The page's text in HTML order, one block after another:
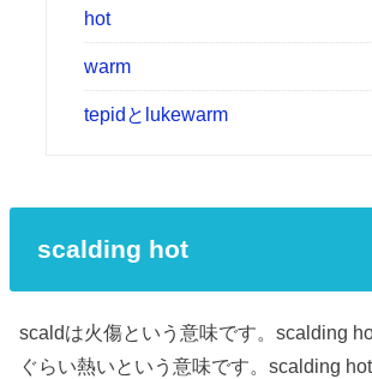
hot
warm
tepidとlukewarm
scalding hot
scaldは火傷という意味です。scalding
ぐらい熱いという意味です。scalding